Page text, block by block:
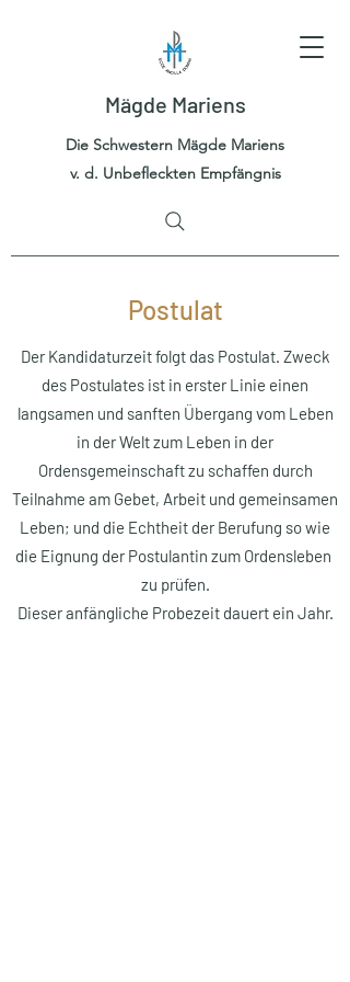
Mägde Mariens
Die Schwestern Mägde Mariens
v. d. Unbefleckten Empfängnis
Postulat
Der Kandidaturzeit folgt das Postulat. Zweck
des Postulates ist in erster Linie einen
langsamen und sanften Übergang vom Leben
in der Welt zum Leben in der
Ordensgemeinschaft zu schaffen durch
Teilnahme am Gebet, Arbeit und gemeinsamen
Leben; und die Echtheit der Berufung so wie
die Eignung der Postulantin zum Ordensleben
zu prüfen.
Dieser anfängliche Probezeit dauert ein Jahr.